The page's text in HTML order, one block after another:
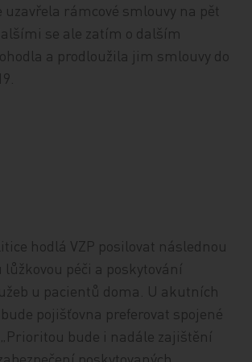
rámcové smlouvy na pět
se ale zatím o dalším
a prodloužila jim smlouvy do
hodlá VZP posilovat následnou
lůžkovou péči a poskytování
u pacientů doma. U akutních
pojišťovna preferovat spojené
bude i nadále zajištění